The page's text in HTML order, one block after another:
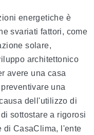
energetiche è
svariati fattori, come
solare,
architettonico
avere una casa
una
dell'utilizzo di
sottostare a rigorosi
di CasaClima, l'ente